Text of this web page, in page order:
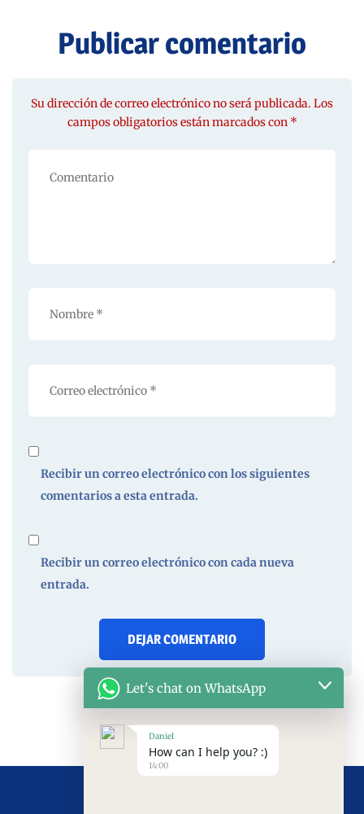
Publicar comentario
Su dirección de correo electrónico no será publicada. Los
campos obligatorios están marcados con *
Recibir un correo electrónico con los siguientes
comentarios a esta entrada.
Recibir un correo electrónico con cada nueva
entrada.
Let's chat on WhatsApp
Daniel
How can I help you? :)
14:00